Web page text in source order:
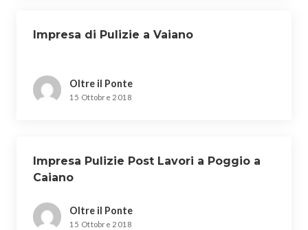
Impresa di Pulizie a Vaiano
Oltre il Ponte
15 Ottobre 2018
Impresa Pulizie Post Lavori a Poggio a
Caiano
Oltre il Ponte
15 Ottobre 2018